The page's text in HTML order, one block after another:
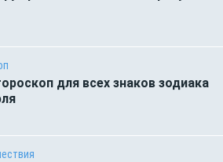
для всех знаков зодиака